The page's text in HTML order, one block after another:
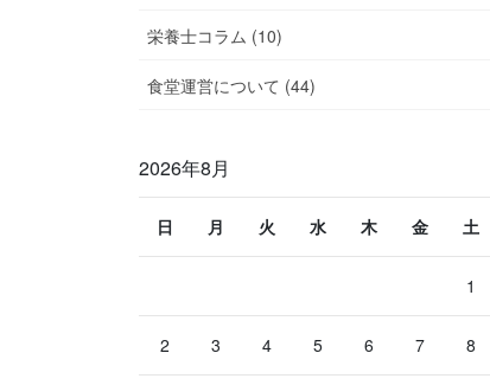
栄養士コラム (10)
食堂運営について (44)
2026年8月
日 月 火 水 木 金 土
1
2 3 4 5 6 7 8